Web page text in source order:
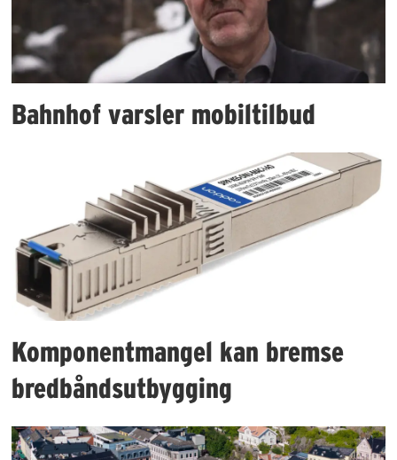
Bahnhof varsler mobiltilbud
Komponentmangel kan bremse
bredbåndsutbygging